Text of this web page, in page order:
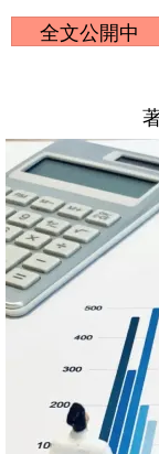
全文公開中